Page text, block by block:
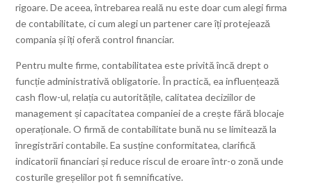
rigoare. De aceea, întrebarea reală nu este doar cum alegi firma
de contabilitate, ci cum alegi un partener care îți protejează
compania și îți oferă control financiar.
Pentru multe firme, contabilitatea este privită încă drept o
funcție administrativă obligatorie. În practică, ea influențează
cash flow-ul, relația cu autoritățile, calitatea deciziilor de
management și capacitatea companiei de a crește fără blocaje
operaționale. O firmă de contabilitate bună nu se limitează la
înregistrări contabile. Ea susține conformitatea, clarifică
indicatorii financiari și reduce riscul de eroare într-o zonă unde
costurile greșelilor pot fi semnificative.